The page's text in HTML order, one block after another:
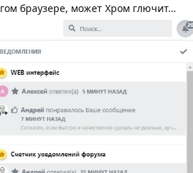
браузере, может Хром глючит…